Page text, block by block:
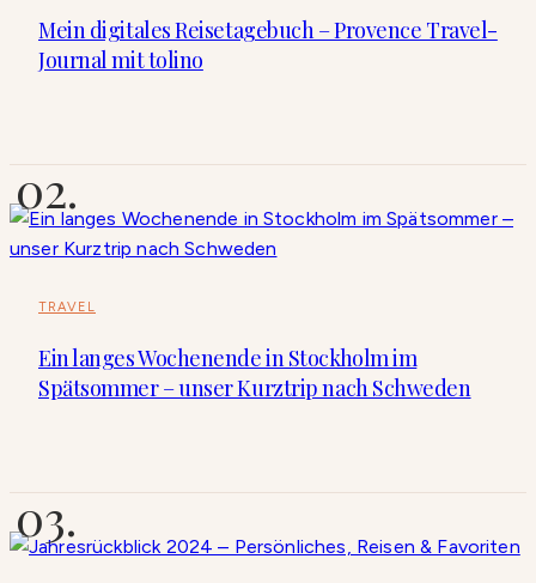
Mein digitales Reisetagebuch – Provence Travel-
Journal mit tolino
TRAVEL
Ein langes Wochenende in Stockholm im
Spätsommer – unser Kurztrip nach Schweden